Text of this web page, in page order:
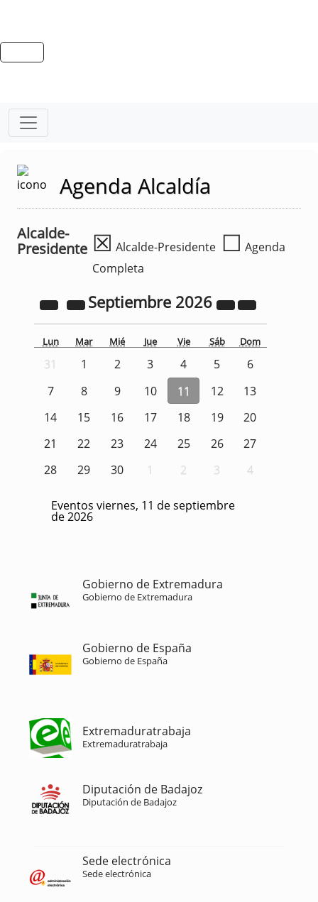
Agenda Alcaldía
Alcalde-
Presidente ☒ Alcalde-Presidente ☐ Agenda
Completa
Septiembre 2026
Lun Mar Mié Jue Vie Sáb Dom
31 1 2 3 4 5
6
7
8 9 10 11 12
13
14
15 16 17 18 19
20
21
22 23 24 25 26
27
28
29 30 1 2 3 4
Eventos viernes, 11 de septiembre
de 2026
Gobierno de Extremadura
Gobierno de Extremadura
Gobierno de España
Gobierno de España
Extremaduratrabaja
Extremaduratrabaja
Diputación de Badajoz
Diputación de Badajoz
Sede electrónica
Sede electrónica